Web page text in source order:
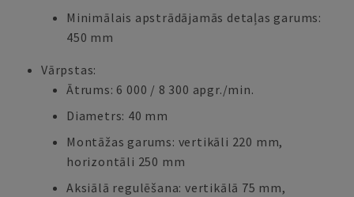
Minimālais apstrādājamās detaļas garums:
450 mm
Vārpstas:
Ātrums: 6 000 / 8 300 apgr./min.
Diametrs: 40 mm
Montāžas garums: vertikāli 220 mm,
horizontāli 250 mm
Aksiālā regulēšana: vertikālā 75 mm,